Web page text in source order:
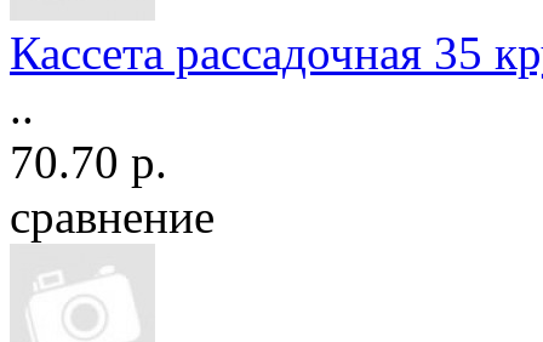
Кассета рассадочная 35
..
70.70 р.
сравнение